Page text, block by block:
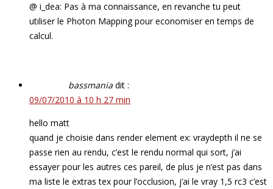
@ i_dea: Pas à ma connaissance, en revanche tu peut
utiliser le Photon Mapping pour economiser en temps de
calcul.
bassmania dit :
09/07/2010 à 10 h 27 min
hello matt
quand je choisie dans render element ex: vraydepth il ne se
passe rien au rendu, c’est le rendu normal qui sort, j’ai
essayer pour les autres ces pareil, de plus je n’est pas dans
ma liste le extras tex pour l’occlusion, j’ai le vray 1,5 rc3 c’est